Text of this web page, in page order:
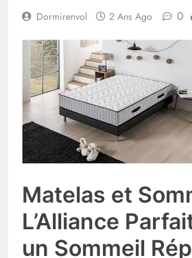
Dormirenvol 2 Ans Ago 0
Matelas et
L’Alliance
un Sommeil